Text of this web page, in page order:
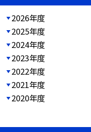
2026年度
2025年度
2024年度
2023年度
2022年度
2021年度
2020年度